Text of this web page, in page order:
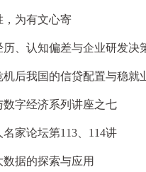
，为有文心寄
历、认知偏差与企业研发决
机后我国的信贷配置与稳就
数字经济系列讲座之七
家论坛第113、114讲
据的探索与应用